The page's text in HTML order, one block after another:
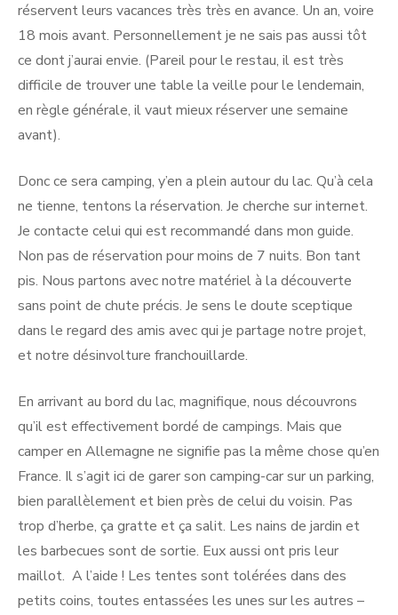
réservent leurs vacances très très en avance. Un an, voire
18 mois avant. Personnellement je ne sais pas aussi tôt
ce dont j’aurai envie. (Pareil pour le restau, il est très
difficile de trouver une table la veille pour le lendemain,
en règle générale, il vaut mieux réserver une semaine
avant).
Donc ce sera camping, y’en a plein autour du lac. Qu’à cela
ne tienne, tentons la réservation. Je cherche sur internet.
Je contacte celui qui est recommandé dans mon guide.
Non pas de réservation pour moins de 7 nuits. Bon tant
pis. Nous partons avec notre matériel à la découverte
sans point de chute précis. Je sens le doute sceptique
dans le regard des amis avec qui je partage notre projet,
et notre désinvolture franchouillarde.
En arrivant au bord du lac, magnifique, nous découvrons
qu’il est effectivement bordé de campings. Mais que
camper en Allemagne ne signifie pas la même chose qu’en
France. Il s’agit ici de garer son camping-car sur un parking,
bien parallèlement et bien près de celui du voisin. Pas
trop d’herbe, ça gratte et ça salit. Les nains de jardin et
les barbecues sont de sortie. Eux aussi ont pris leur
maillot. A l’aide ! Les tentes sont tolérées dans des
petits coins, toutes entassées les unes sur les autres –